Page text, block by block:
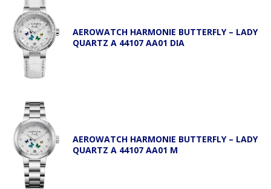
AEROWATCH HARMONIE BUTTERFLY – LADY
QUARTZ A 44107 AA01 DIA
AEROWATCH HARMONIE BUTTERFLY – LADY
QUARTZ A 44107 AA01 M